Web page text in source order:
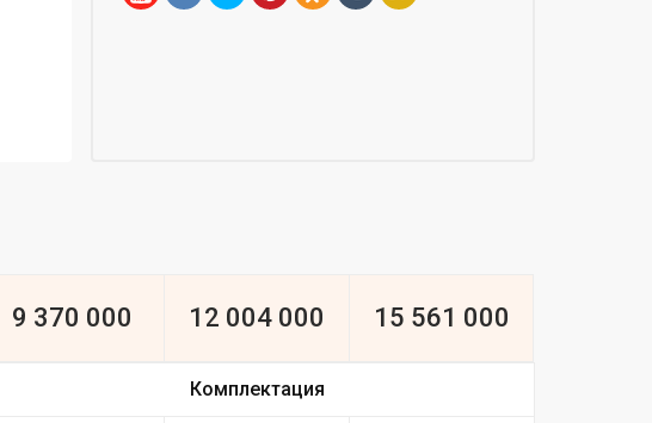
9 370 000 12 004 000 15 561 000
Комплектация